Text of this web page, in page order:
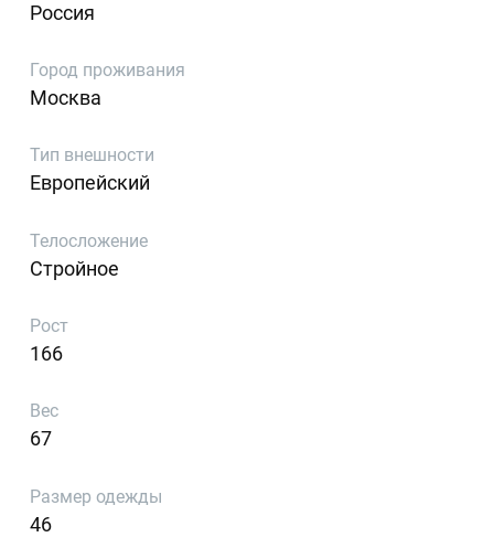
Россия
Город проживания
Москва
Тип внешности
Европейский
Телосложение
Стройное
Рост
166
Вес
67
Размер одежды
46